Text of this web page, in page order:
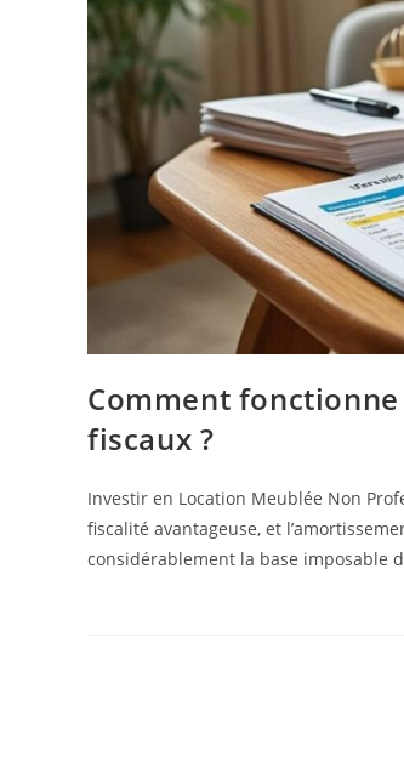
Comment
fiscaux ?
Investir en Location Meublée Non
fiscalité avantageuse, et
considérablement la base imposable